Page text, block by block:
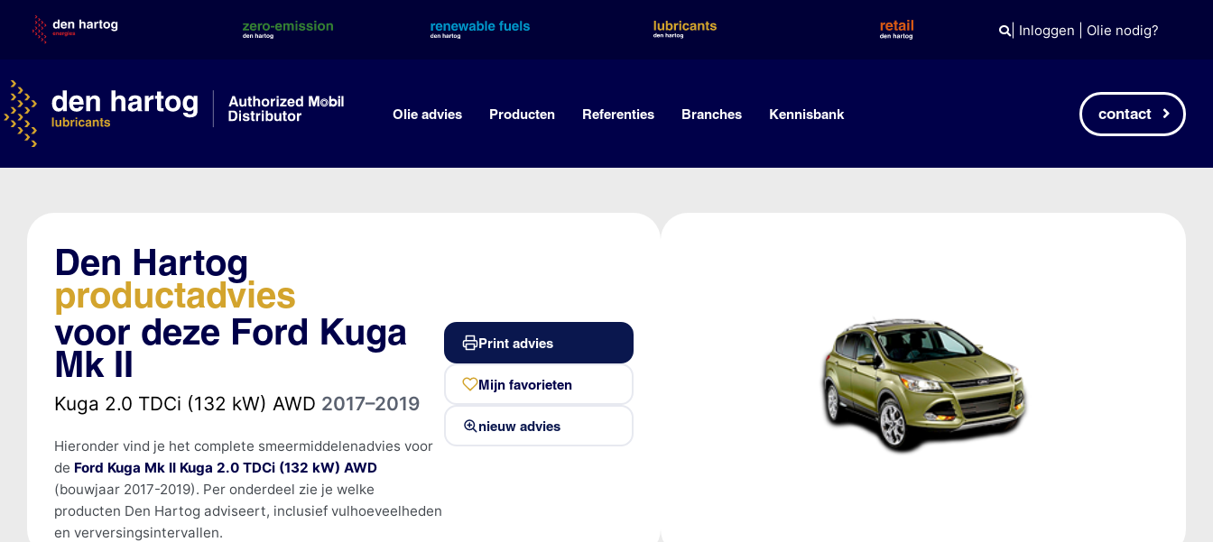
content
| Inloggen Olie nodig?
Olie advies Producten Referenties Branches Kennisbank contact
Den Hartog
productadvies
voor deze Ford Kuga
Mk II
Kuga 2.0 TDCi (132 kW) AWD 2017–2019
Hieronder vind je het complete smeermiddelenadvies voor
de Ford Kuga Mk II Kuga 2.0 TDCi (132 kW) AWD
(bouwjaar 2017-2019). Per onderdeel zie je welke
producten Den Hartog adviseert, inclusief vulhoeveelheden
en verversingsintervallen.
Print advies
Mijn favorieten
nieuw advies